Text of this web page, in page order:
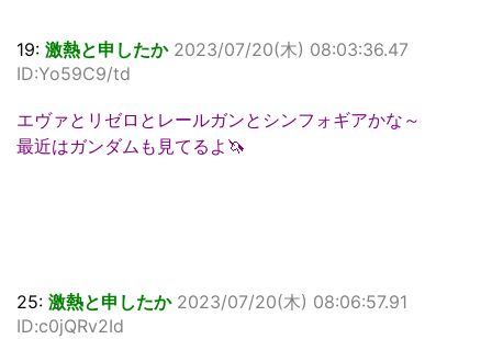
19: 激熱と申したか 2023/07/20(木) 08:03:36.47
ID:Yo59C9/td
エヴァとリゼロとレールガンとシンフォギアかな～
最近はガンダムも見てるよ🦄
25: 激熱と申したか 2023/07/20(木) 08:06:57.91
ID:c0jQRv2Id